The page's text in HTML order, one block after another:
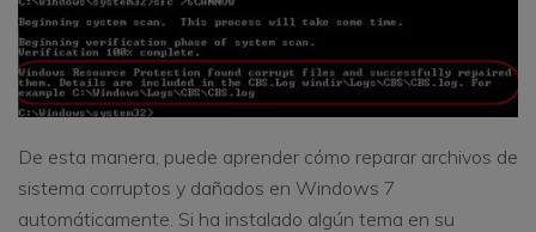
De esta manera, puede aprender cómo reparar archivos de
sistema corruptos y dañados en Windows 7
automáticamente. Si ha instalado algún tema en su